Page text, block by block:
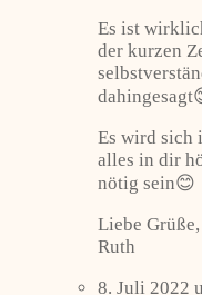
Es ist
der kurzen
Es wird sich
alles in dir
nötig sein😊
Liebe Grüße,
Ruth
8. Juli 2022